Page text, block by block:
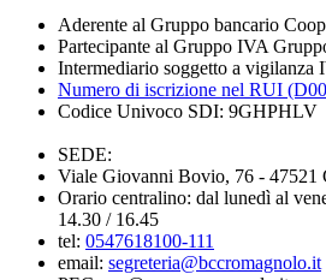
Aderente al Gruppo bancario
Partecipante al Gruppo IVA
Intermediario soggetto a
Numero di iscrizione nel RUI
Codice Univoco SDI: 9GHPHLV
SEDE:
Viale Giovanni Bovio, 76 - 47521
Orario centralino: dal lunedì al
14.30 / 16.45
tel: 0547618100-111
email: segreteria@bccromagnolo.it